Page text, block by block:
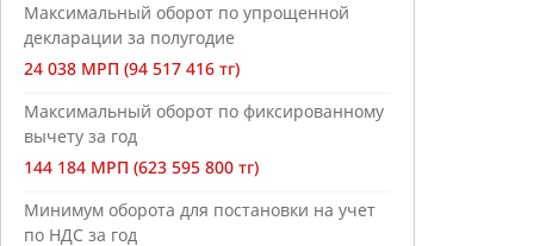
Максимальный оборот по упрощенной
декларации за полугодие
24 038 МРП (94 517 416 тг)
Максимальный оборот по фиксированному
вычету за год
144 184 МРП (623 595 800 тг)
Минимум оборота для постановки на учет
по НДС за год